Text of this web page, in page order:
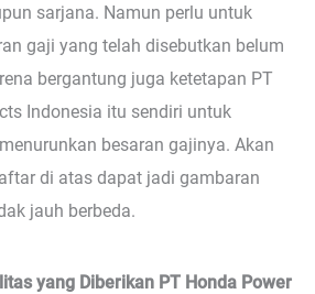
sarjana. Namun perlu untuk
gaji yang telah disebutkan belum
bergantung juga ketetapan PT
Indonesia itu sendiri untuk
besaran gajinya. Akan
di atas dapat jadi gambaran
jauh berbeda.
yang Diberikan PT Honda Power